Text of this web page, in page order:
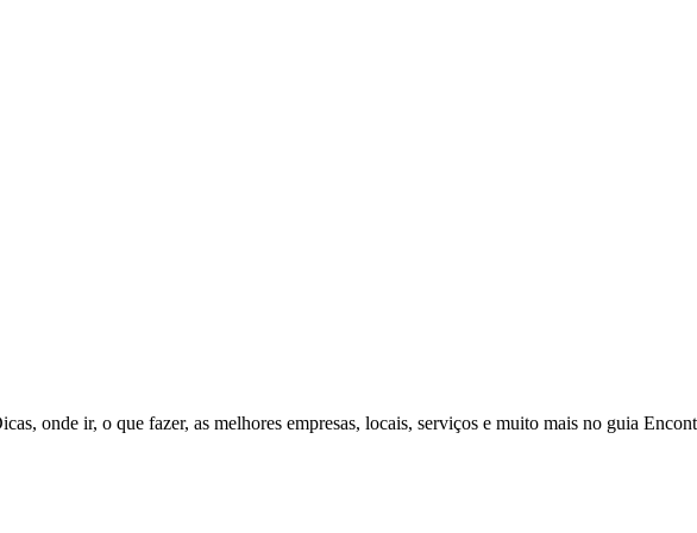
onde ir, o que fazer, as melhores empresas, locais, serviços e muito mais no guia